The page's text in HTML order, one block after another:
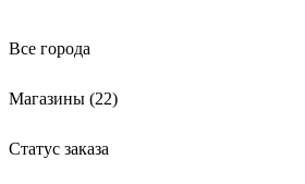
Все города
Магазины (22)
Статус заказа